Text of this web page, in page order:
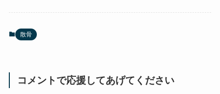
散骨
コメントで応援してあげてください